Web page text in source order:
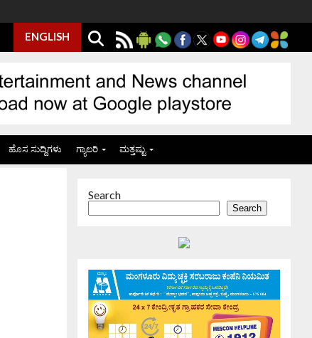
ENGLISH
ಹೊಸ ಸುದ್ದಿಗಳು ಗ್ಯಾಲರಿ ಮತ್ತಷ್ಟು
Search
Search